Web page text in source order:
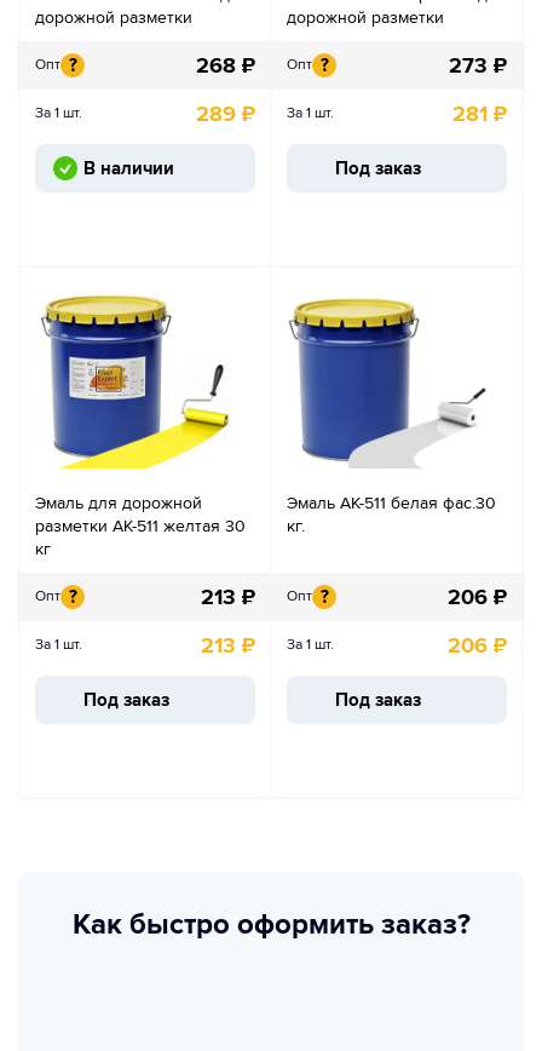
дорожной разметки
Опт ? 268 ₽
За 1 шт. 289 ₽
В наличии
дорожной разметки
Опт ? 273 ₽
За 1 шт. 281 ₽
Под заказ
Эмаль для дорожной
разметки АК-511 желтая 30
кг
Опт ? 213 ₽
За 1 шт. 213 ₽
Под заказ
Эмаль АК-511 белая фас.30
кг.
Опт ? 206 ₽
За 1 шт. 206 ₽
Под заказ
Как быстро оформить заказ?